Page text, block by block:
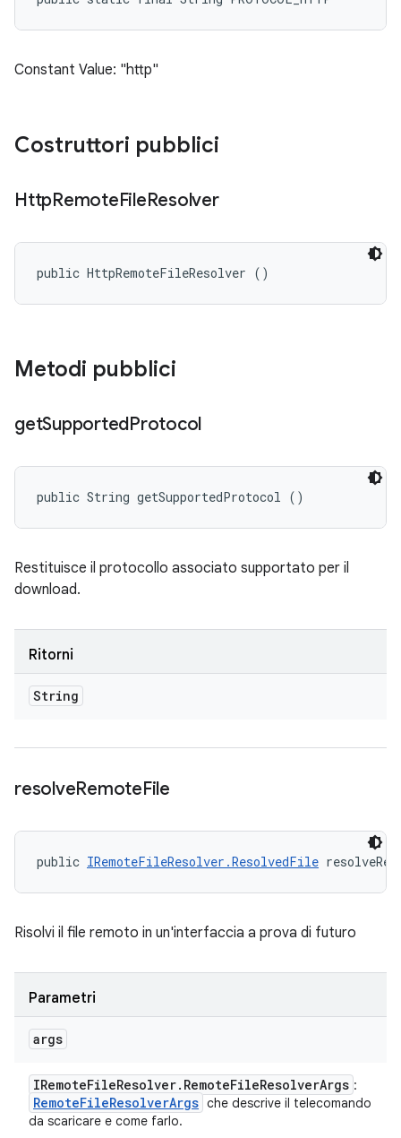
Constant Value: "http"
Costruttori pubblici
HttpRemoteFileResolver
public HttpRemoteFileResolver ()
Metodi pubblici
getSupportedProtocol
public String getSupportedProtocol ()
Restituisce il protocollo associato supportato per il
download.
Ritorni
String
resolveRemoteFile
public IRemoteFileResolver.ResolvedFile
Risolvi il file remoto in un'interfaccia a prova di futuro
Parametri
args
IRemoteFileResolver. RemoteFileResolverArgs :
RemoteFileResolverArgs che descrive il telecomando
da scaricare e come farlo.